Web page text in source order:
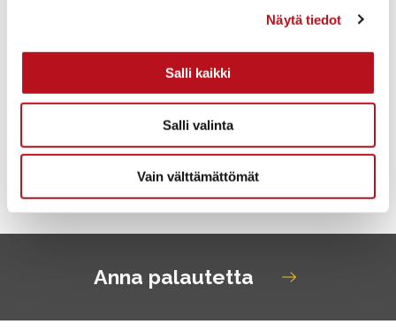
Näytä tiedot
Salli kaikki
Salli valinta
Vain välttämättömät
Anna palautetta